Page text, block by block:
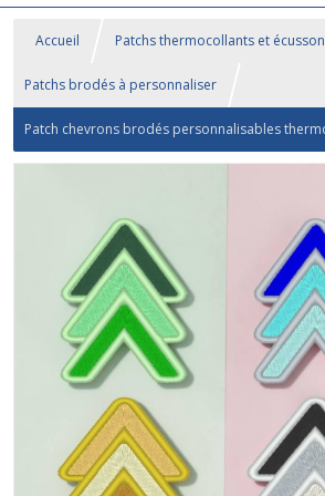
Accueil Patchs thermocollants et
Patchs brodés à personnaliser
Patch chevrons brodés personnalisables